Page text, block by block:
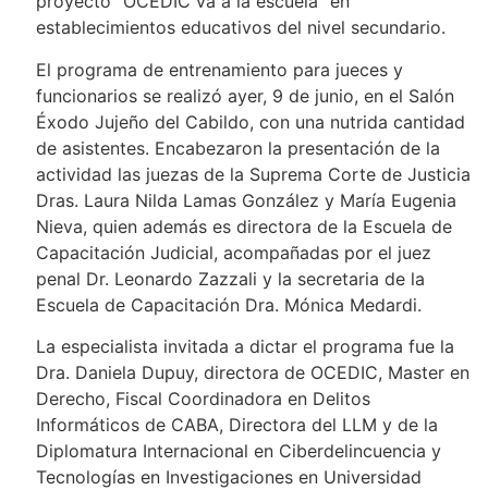
establecimientos educativos del nivel secundario.
El programa de entrenamiento para jueces y
funcionarios se realizó ayer, 9 de junio, en el Salón
Éxodo Jujeño del Cabildo, con una nutrida cantidad
de asistentes. Encabezaron la presentación de la
actividad las juezas de la Suprema Corte de Justicia
Dras. Laura Nilda Lamas González y María Eugenia
Nieva, quien además es directora de la Escuela de
Capacitación Judicial, acompañadas por el juez
penal Dr. Leonardo Zazzali y la secretaria de la
Escuela de Capacitación Dra. Mónica Medardi.
La especialista invitada a dictar el programa fue la
Dra. Daniela Dupuy, directora de OCEDIC, Master en
Derecho, Fiscal Coordinadora en Delitos
Informáticos de CABA, Directora del LLM y de la
Diplomatura Internacional en Ciberdelincuencia y
Tecnologías en Investigaciones en Universidad